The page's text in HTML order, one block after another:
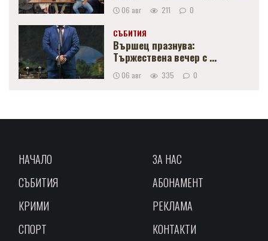
06 авг 211 0
СЪБИТИЯ
Вършец празнува:
Тържествена вечер с ...
06 авг 335 0
НАЧАЛО
СЪБИТИЯ
КРИМИ
СПОРТ
ЗА НАС
АБОНАМЕНТ
РЕКЛАМА
КОНТАКТИ